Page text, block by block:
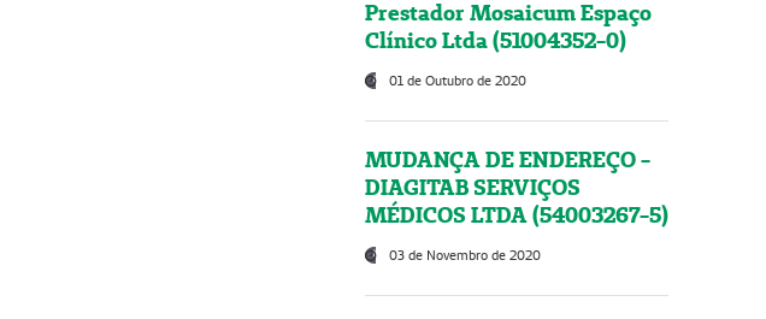
Prestador Mosaicum Espaço
Clínico Ltda (51004352-0)
01 de Outubro de 2020
MUDANÇA DE ENDEREÇO -
DIAGITAB SERVIÇOS
MÉDICOS LTDA (54003267-5)
03 de Novembro de 2020